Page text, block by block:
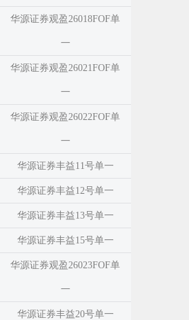
华源证券观盈26018FOF单
一
华源证券观盈26021FOF单
一
华源证券观盈26022FOF单
一
华源证券丰益11号单一
华源证券丰益12号单一
华源证券丰益13号单一
华源证券丰益15号单一
华源证券观盈26023FOF单
一
华源证券丰益20号单一